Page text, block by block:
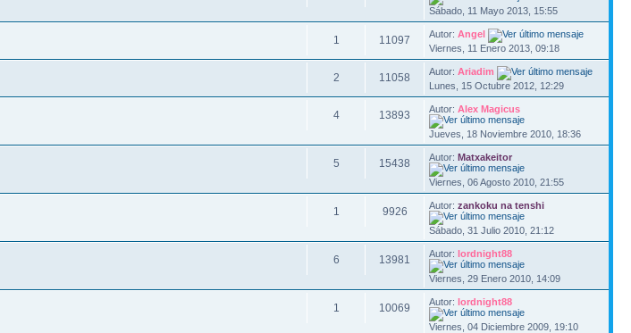
Sábado, 11 Mayo 2013, 15:55
1 11097 Autor:Angel
Viernes, 11 Enero 2013, 09:18
2 11058 Autor:Ariadim
Lunes, 15 Octubre 2012, 12:29
4 13893 Autor:Alex Magicus
Jueves, 18 Noviembre 2010, 18:36
5 15438 Autor:Matxakeitor
Viernes, 06 Agosto 2010, 21:55
1 9926 Autor:zankoku na tenshi
Sábado, 31 Julio 2010, 21:12
6 13981 Autor:lordnight88
Viernes, 29 Enero 2010, 14:09
1 10069 Autor:lordnight88
Viernes, 04 Diciembre 2009, 19:10